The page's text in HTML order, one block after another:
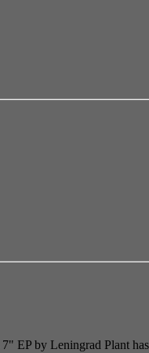
EP by Leningrad Plant